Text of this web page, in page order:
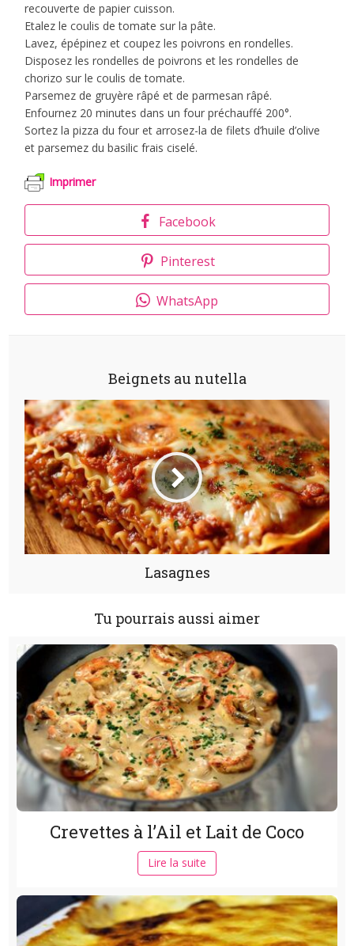
recouverte de papier cuisson.
Etalez le coulis de tomate sur la pâte.
Lavez, épépinez et coupez les poivrons en rondelles.
Disposez les rondelles de poivrons et les rondelles de
chorizo sur le coulis de tomate.
Parsemez de gruyère râpé et de parmesan râpé.
Enfournez 20 minutes dans un four préchauffé 200°.
Sortez la pizza du four et arrosez-la de filets d’huile d’olive
et parsemez du basilic frais ciselé.
Imprimer
Facebook
Pinterest
WhatsApp
Beignets au nutella
Lasagnes
Tu pourrais aussi aimer
Crevettes à l’Ail et Lait de Coco
Lire la suite